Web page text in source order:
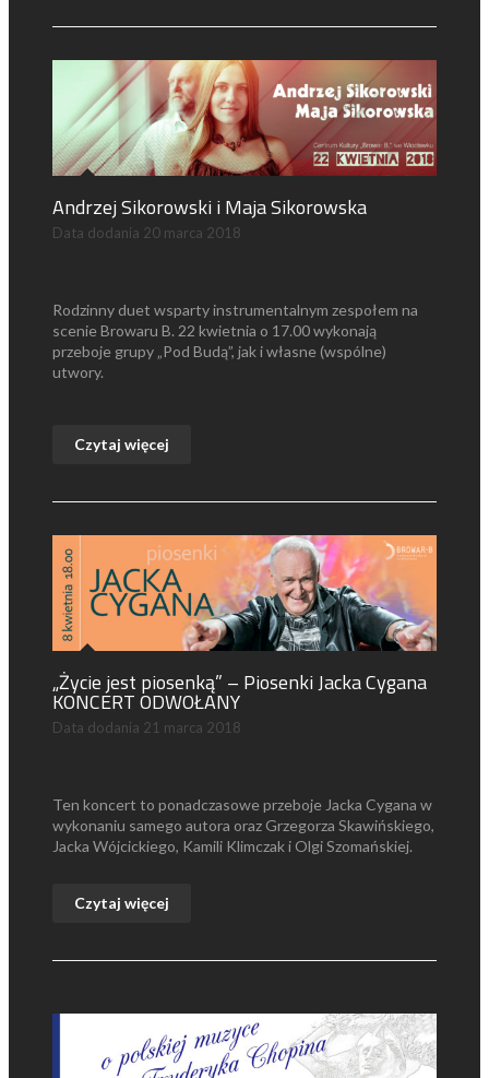
Andrzej Sikorowski i Maja Sikorowska
Data dodania 20 marca 2018
Rodzinny duet wsparty instrumentalnym zespołem na
scenie Browaru B. 22 kwietnia o 17.00 wykonają
przeboje grupy „Pod Budą”, jak i własne (wspólne)
utwory.
Czytaj więcej
„Życie jest piosenką” – Piosenki Jacka Cygana
KONCERT ODWOŁANY
Data dodania 21 marca 2018
Ten koncert to ponadczasowe przeboje Jacka Cygana w
wykonaniu samego autora oraz Grzegorza Skawińskiego,
Jacka Wójcickiego, Kamili Klimczak i Olgi Szomańskiej.
Czytaj więcej